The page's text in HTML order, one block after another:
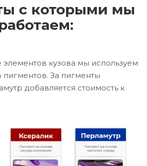
с которыми мы
кузова мы используем
пигментов. За пигменты
добавляется стоимость к